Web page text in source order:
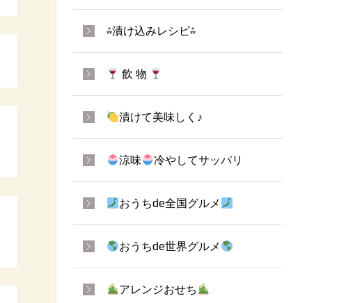
⁂漬け込みレシピ⁂
飲 物
漬けて美味しく♪
涼味 冷やしてサッパリ
おうちde全国グルメ
おうちde世界グルメ
アレンジおせち